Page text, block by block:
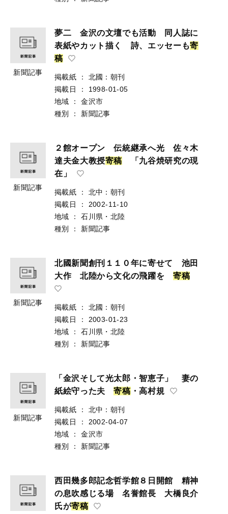
新聞記事
夢二 金沢の文壇でも活動 同人誌に
表紙やカット描く 詩、エッセーも寄
稿
掲載紙 ：
北國：朝刊
掲載日
：
1998-01-05
地域
：
金沢市
種別
： 新聞記事
新聞記事
２館オープン 伝統継承へ光 佐々木
達夫金大教授寄稿 「九谷焼研究の現
在」
掲載紙 ：
北中：朝刊
掲載日
：
2002-11-10
地域
：
石川県・北陸
種別
： 新聞記事
新聞記事
北國新聞創刊１１０年に寄せて 池田
大作 北陸から文化の飛躍を 寄稿
掲載紙 ：
北國：朝刊
掲載日
：
2003-01-23
地域
：
石川県・北陸
種別
： 新聞記事
新聞記事
「金沢そして光太郎・智恵子」 妻の
紙絵守った夫寄稿 ・高村規
掲載紙 ：
北中：朝刊
掲載日
：
2002-04-07
地域
：
金沢市
種別
： 新聞記事
西田幾多郎記念哲学館８日開館 精神
の息吹感じる場 名誉館長 大橋良介
氏が寄稿